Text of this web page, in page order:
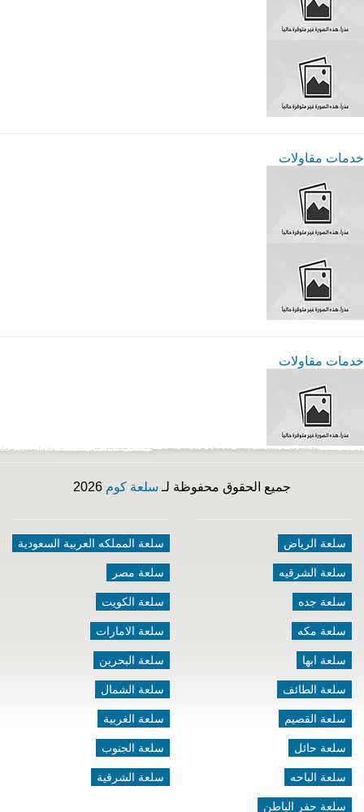
خدمات مقاولات
خدمات مقاولات
جميع الحقوق محفوظة لـ سلعة كوم
سلعة الرياض
سلعة الشرقيه
سلعة جده
سلعة مكه
سلعة ابها
سلعة الطائف
سلعة القصيم
سلعة حائل
سلعة الباحه
سلعة حفر الباطن
سلعة المملكه العربية السعودية
سلعة مصر
سلعة الكويت
سلعة الامارات
سلعة البحرين
سلعة الشمال
سلعة الغربية
سلعة الجنوب
سلعة الشرقية